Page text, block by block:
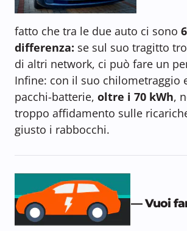
fatto che tra le due auto ci sono
differenza: se sul suo tragitto
di altri network, ci può fare un
Infine: con il suo chilometraggio
pacchi-batterie, oltre i 70 kWh,
troppo affidamento sulle
giusto i rabbocchi.
— Vuoi